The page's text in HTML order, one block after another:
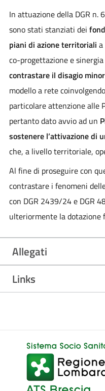
In attuazione della DGR
sono stati stanziati dei
piani di azione territoriali
co-progettazione e
contrastare il disagio
modello a rete
particolare attenzione alle
pertanto dato avvio ad un
sostenere l’attivazione di
che, a livello territoriale,
Al fine di proseguire con
contrastare i fenomeni
con DGR 2439/24 e DGR
ulteriormente la dotazione
Allegati
Links